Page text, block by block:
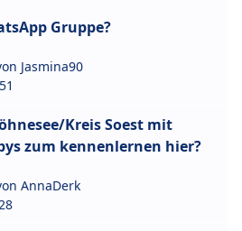
Gruppe?
Jasmina90
Kreis Soest mit
zum kennenlernen hier?
AnnaDerk